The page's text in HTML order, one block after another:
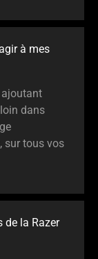
à mes
dans
sur tous vos
de la Razer